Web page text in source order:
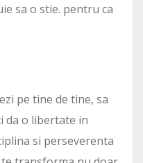
sa o stie. pentru ca
pe tine de tine, sa
da o libertate in
si perseverenta